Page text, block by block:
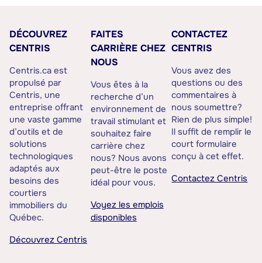
DÉCOUVREZ
CENTRIS
Centris.ca est
propulsé par
Centris, une
entreprise offrant
une vaste gamme
d’outils et de
solutions
technologiques
adaptés aux
besoins des
courtiers
immobiliers du
Québec.
Découvrez Centris
FAITES
CARRIÈRE CHEZ
NOUS
Vous êtes à la
recherche d’un
environnement de
travail stimulant et
souhaitez faire
carrière chez
nous? Nous avons
peut-être le poste
idéal pour vous.
Voyez les emplois
disponibles
CONTACTEZ
CENTRIS
Vous avez des
questions ou des
commentaires à
nous soumettre?
Rien de plus simple!
Il suffit de remplir le
court formulaire
conçu à cet effet.
Contactez Centris